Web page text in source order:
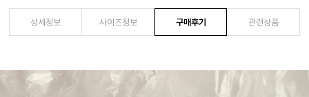
상세정보 사이즈정보 구매후기 관련상품